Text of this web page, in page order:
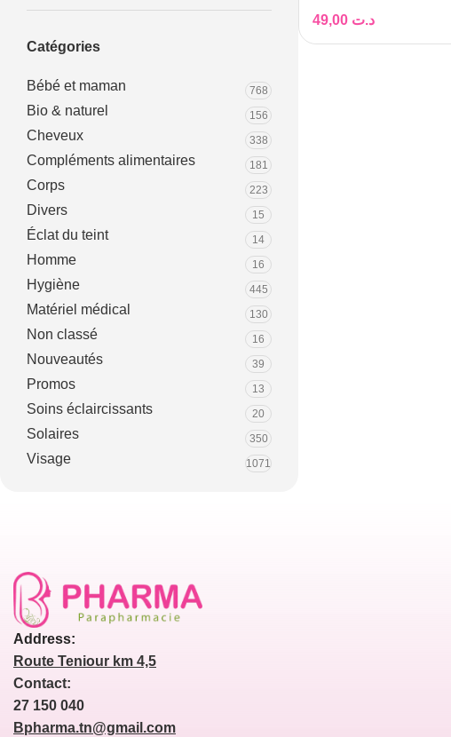
Catégories
Bébé et maman 768
Bio & naturel 156
Cheveux 338
Compléments alimentaires 181
Corps 223
Divers 15
Éclat du teint 14
Homme 16
Hygiène 445
Matériel médical 130
Non classé 16
Nouveautés 39
Promos 13
Soins éclaircissants 20
Solaires 350
Visage 1071
د.ت
Address:
Route Teniour km 4,5
Contact:
27 150 040
Bpharma.tn@gmail.com